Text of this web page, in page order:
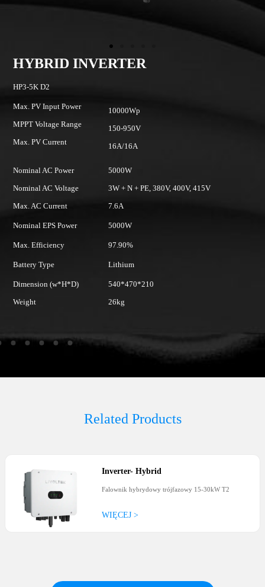
10000Wp
150-950V
16A/16A
5000W
3W + N + PE, 380V, 400V, 415V
7.6A
5000W
97.90%
Lithium
540*470*210
Nominal AC Voltage
Related Products
Inverter-Hybrid
Falownik hybrydowy trójfazowy 15-30kW T2
WIĘCEJ >